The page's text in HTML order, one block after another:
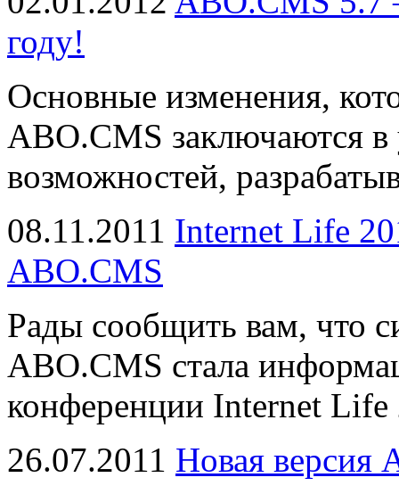
году!
Основные изменения,
ABO.CMS заключаются
возможностей,
08.11.2011 Internet Life
ABO.CMS
Рады сообщить вам, что
ABO.CMS стала
конференции Internet Life
26.07.2011 Новая версия